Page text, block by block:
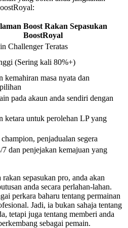
Boost Rakan Sepasukan
BoostRoyal
Challenger Teratas
(Sering kali 80%+)
kemahiran masa nyata dan
pada akaun anda sendiri dengan
ketara untuk perolehan LP yang
penjadualan segera
7 dan penjejakan kemajuan yang
sepasukan pro, anda akan
anda secara perlahan-lahan.
perkara baharu tentang permainan
Jadi, ia bukan sahaja tentang
tetapi juga tentang memberi anda
sebagai pemain.